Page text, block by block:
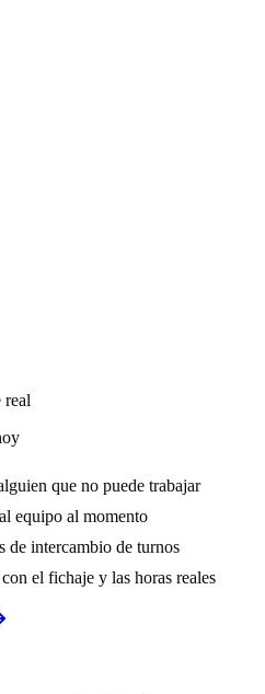
real
que no puede trabajar
equipo al momento
de intercambio de turnos
el fichaje y las horas reales